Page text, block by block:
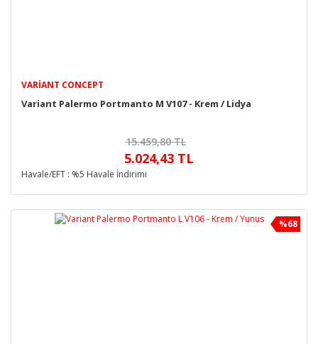
VARIANT CONCEPT
Variant Palermo Portmanto M V107 - Krem / Lidya
15.459,80 TL
5.024,43 TL
Havale/EFT : %5 Havale İndirimi
%68